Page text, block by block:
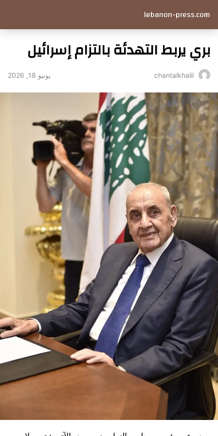
lebanon-press.com
بري يربط التهدئة بالتزام إسرائيل
chantalkhalil يونيو 18, 2026